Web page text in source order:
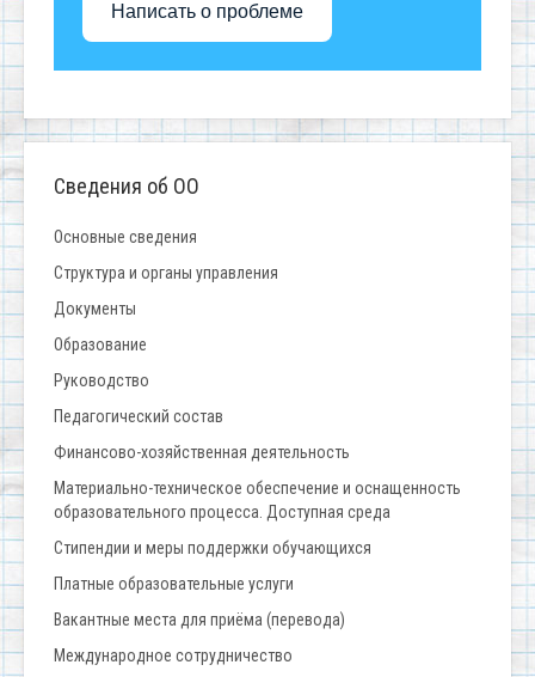
Написать о проблеме
Сведения об ОО
Основные сведения
Структура и органы управления
Документы
Образование
Руководство
Педагогический состав
Финансово-хозяйственная деятельность
Материально-техническое обеспечение и оснащенность
образовательного процесса. Доступная среда
Стипендии и меры поддержки обучающихся
Платные образовательные услуги
Вакантные места для приёма (перевода)
Международное сотрудничество